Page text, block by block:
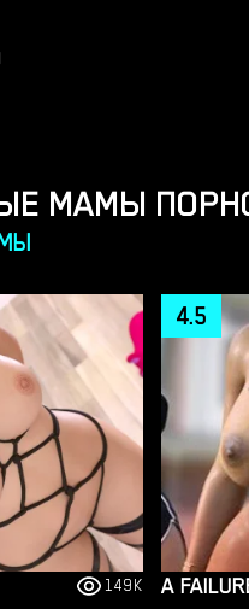
МАМЫ
149K A
4.5